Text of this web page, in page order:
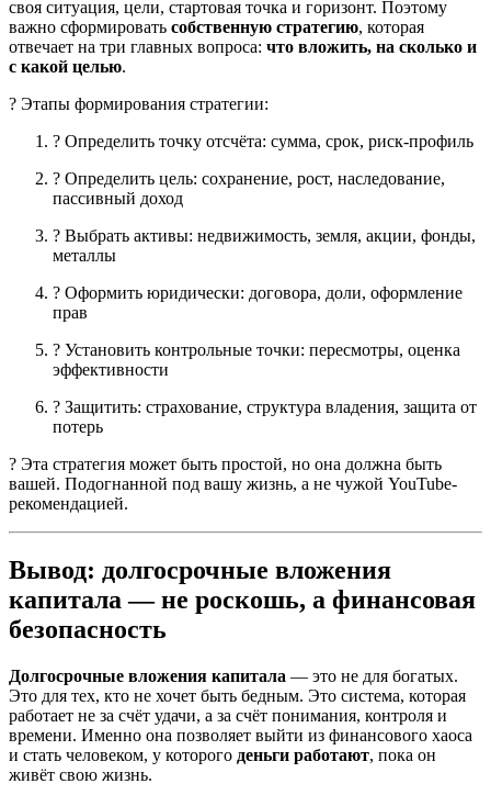
своя ситуация, цели, стартовая точка и горизонт. Поэтому
важно сформировать собственную стратегию, которая
отвечает на три главных вопроса: что вложить, на сколько и
с какой целью.
? Этапы формирования стратегии:
? Определить точку отсчёта: сумма, срок, риск-профиль
? Определить цель: сохранение, рост, наследование,
пассивный доход
? Выбрать активы: недвижимость, земля, акции, фонды,
металлы
? Оформить юридически: договора, доли, оформление
прав
? Установить контрольные точки: пересмотры, оценка
эффективности
? Защитить: страхование, структура владения, защита от
потерь
? Эта стратегия может быть простой, но она должна быть
вашей. Подогнанной под вашу жизнь, а не чужой YouTube-
рекомендацией.
Вывод: долгосрочные вложения
капитала — не роскошь, а финансовая
безопасность
Долгосрочные вложения капитала — это не для богатых.
Это для тех, кто не хочет быть бедным. Это система, которая
работает не за счёт удачи, а за счёт понимания, контроля и
времени. Именно она позволяет выйти из финансового хаоса
и стать человеком, у которого деньги работают, пока он
живёт свою жизнь.